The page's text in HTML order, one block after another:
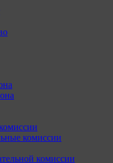
комиссии
комиссии